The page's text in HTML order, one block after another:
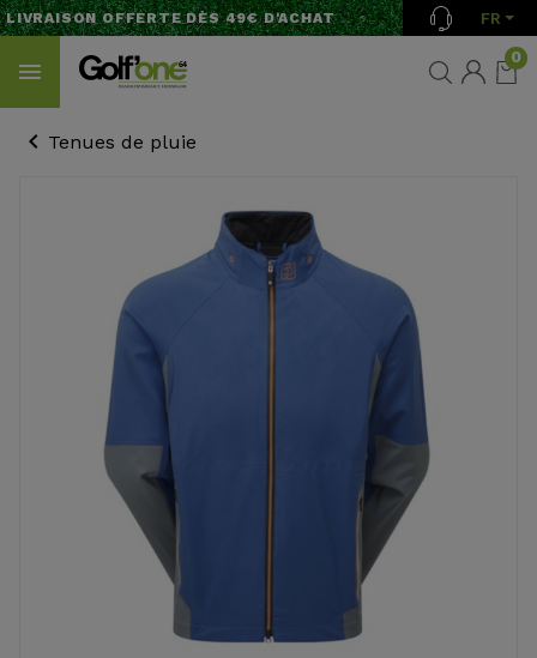
OFFERTE DÈS 49€ D'ACHAT FR
0
Tenues de pluie